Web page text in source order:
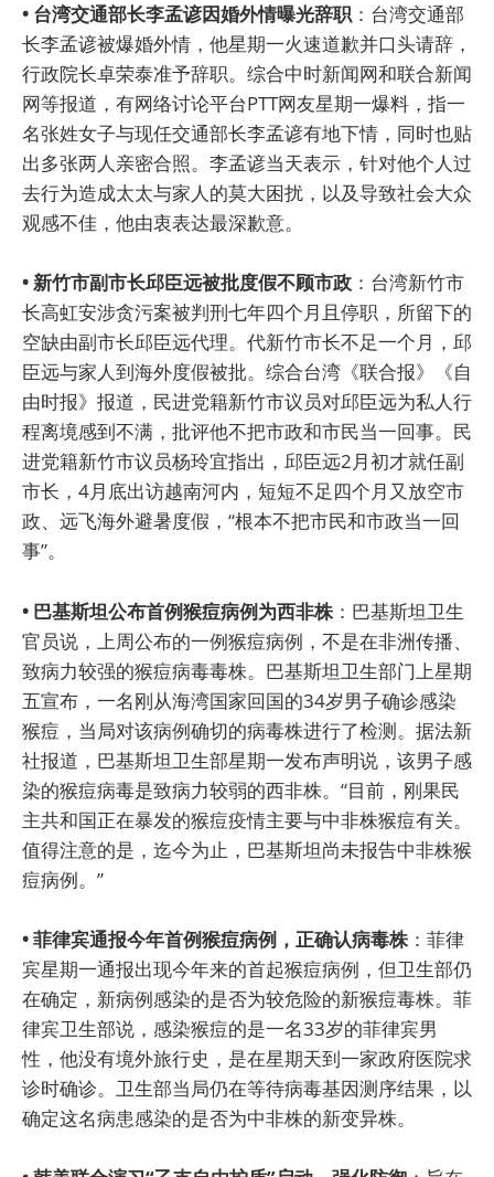
• 台湾交通部长李孟谚因婚外情曝光辞职 ：台湾交通部
长李孟谚被爆婚外情，他星期一火速道歉并口头请辞，
行政院长卓荣泰准予辞职。综合中时新闻网和联合新闻
网等报道，有网络讨论平台PTT网友星期一爆料，指一
名张姓女子与现任交通部长李孟谚有地下情，同时也贴
出多张两人亲密合照。李孟谚当天表示，针对他个人过
去行为造成太太与家人的莫大困扰，以及导致社会大众
观感不佳，他由衷表达最深歉意。
• 新竹市副市长邱臣远被批度假不顾市政 ：台湾新竹市
长高虹安涉贪污案被判刑七年四个月且停职，所留下的
空缺由副市长邱臣远代理。代新竹市长不足一个月，邱
臣远与家人到海外度假被批。综合台湾《联合报》《自
由时报》报道，民进党籍新竹市议员对邱臣远为私人行
程离境感到不满，批评他不把市政和市民当一回事。民
进党籍新竹市议员杨玲宜指出，邱臣远2月初才就任副
市长，4月底出访越南河内，短短不足四个月又放空市
政、远飞海外避暑度假，“根本不把市民和市政当一回
事”。
• 巴基斯坦公布首例猴痘病例为西非株：巴基斯坦卫生
官员说，上周公布的一例猴痘病例，不是在非洲传播、
致病力较强的猴痘病毒毒株。巴基斯坦卫生部门上星期
五宣布，一名刚从海湾国家回国的34岁男子确诊感染
猴痘，当局对该病例确切的病毒株进行了检测。据法新
社报道，巴基斯坦卫生部星期一发布声明说，该男子感
染的猴痘病毒是致病力较弱的西非株。“目前，刚果民
主共和国正在暴发的猴痘疫情主要与中非株猴痘有关。
值得注意的是，迄今为止，巴基斯坦尚未报告中非株猴
痘病例。”
• 菲律宾通报今年首例猴痘病例，正确认病毒株：菲律
宾星期一通报出现今年来的首起猴痘病例，但卫生部仍
在确定，新病例感染的是否为较危险的新猴痘毒株。菲
律宾卫生部说，感染猴痘的是一名33岁的菲律宾男
性，他没有境外旅行史，是在星期天到一家政府医院求
诊时确诊。卫生部当局仍在等待病毒基因测序结果，以
确定这名病患感染的是否为中非株的新变异株。